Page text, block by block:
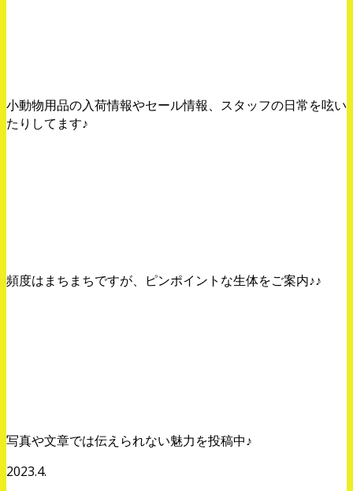
小動物用品の入荷情報やセール情報、スタッフの日常を呟い
たりしてます♪
頻度はまちまちですが、ピンポイントな生体をご案内♪♪
写真や文章では伝えられない魅力を投稿中♪
2023.4.